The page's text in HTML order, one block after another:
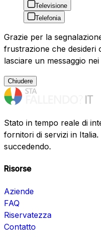
Televisione
Telefonia
Grazie per la
frustrazione che desideri
lasciare un messaggio
Chiudere
Stato in tempo reale di
fornitori di servizi in
succedendo.
Risorse
Aziende
FAQ
Riservatezza
Contatto